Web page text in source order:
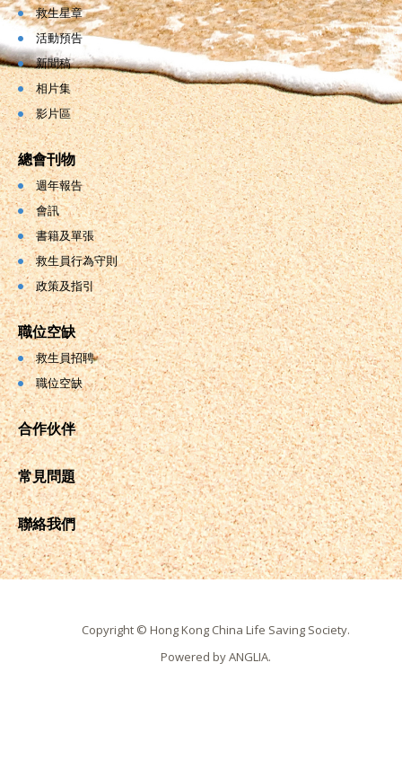
救生星章
活動預告
新聞稿
相片集
影片區
總會刊物
週年報告
會訊
書籍及單張
救生員行為守則
政策及指引
職位空缺
救生員招聘
職位空缺
合作伙伴
常見問題
聯絡我們
Copyright © Hong Kong China Life Saving Society.
Powered byANGLIA.